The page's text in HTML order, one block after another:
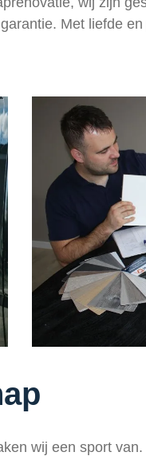
Met liefde
wij een sport van.